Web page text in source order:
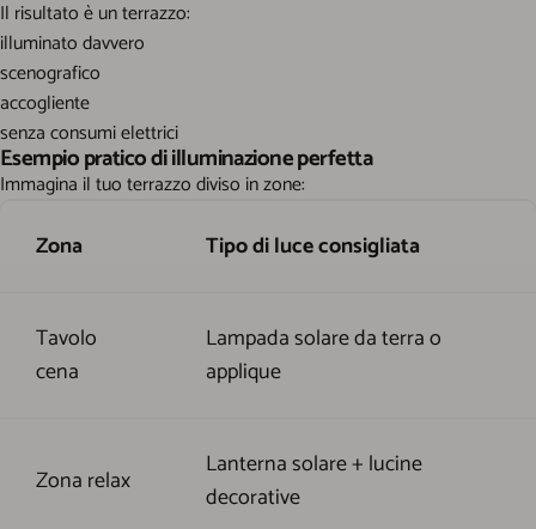
Il risultato è un terrazzo:
illuminato davvero
scenografico
accogliente
senza consumi elettrici
Esempio pratico di illuminazione perfetta
Immagina il tuo terrazzo diviso in zone:
Zona Tipo di luce consigliata
Tavolo
cena
Lampada solare da terra o
applique
Zona relax
Lanterna solare + lucine
decorative